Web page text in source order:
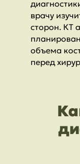
врачу
сторон. КТ
объема
перед